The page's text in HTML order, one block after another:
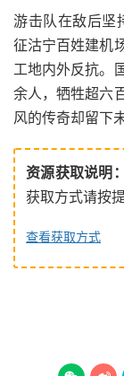
游击队在敌后坚
征沽宁百姓建机
工地内外反抗。
余人，牺牲超六
风的传奇却留下
资源获取说明：
获取方式请按
查看获取方式